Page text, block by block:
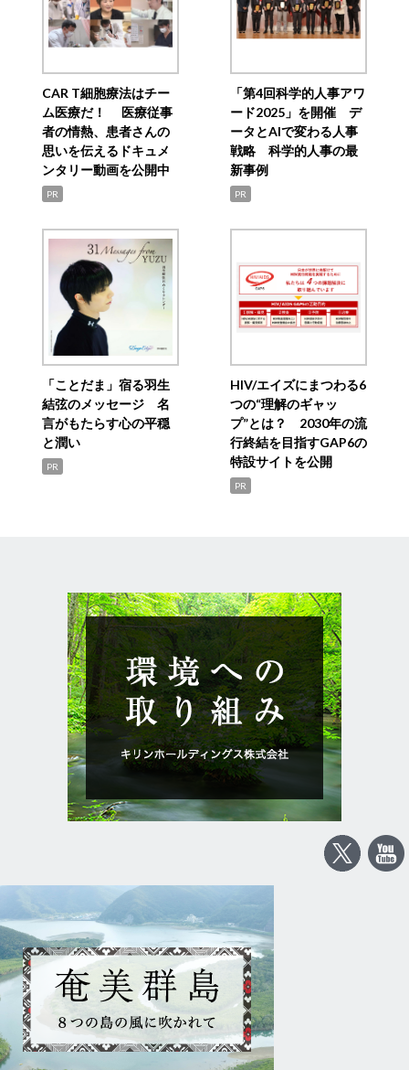
CAR T細胞療法はチー
ム医療だ！ 医療従事
者の情熱、患者さんの
思いを伝えるドキュメ
ンタリー動画を公開中
PR
「第4回科学的人事アワ
ード2025」を開催 デ
ータとAIで変わる人事
戦略 科学的人事の最
新事例
PR
「ことだま」宿る羽生
結弦のメッセージ 名
言がもたらす心の平穏
と潤い
PR
HIV/エイズにまつわる6
つの“理解のギャッ
プ”とは？ 2030年の流
行終結を目指すGAP6の
特設サイトを公開
PR